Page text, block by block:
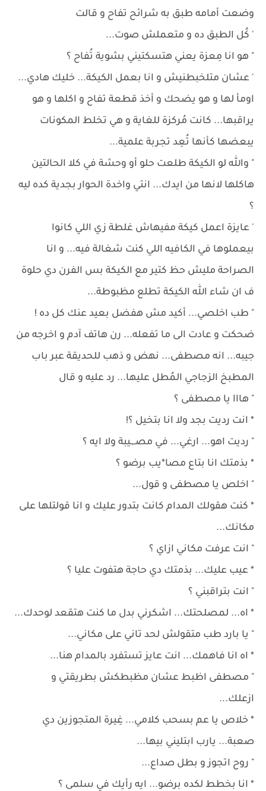
وضعت أمامه طبق به شرائح تفاح و قالت
' كُل الطبق ده و متعملش صوت...
" هو انا مِعزة يعني هتسكتيني بشوية تُفاح ؟
' عشان متلخبطنيش و انا بعمل الكيكة... خليك هادي...
اومأ لها و هو يضحك و أخذ قطعة تفاح و اكلها و هو
يراقبها... كانت مُركزة للغاية و هي تخلط المكونات
يبعضها كأنها تُعِد تجربة علمية...
" والله لو الكيكة طلعت حلو أو وحشة في كلا الحالتين
هاكلها لانها من ايدك... انتي واخدة الحوار بجدية كده ليه
؟
' عايزة اعمل كيكة مفيهاش غلطة زي اللي كانوا
بيعملوها في الكافيه اللي كنت شغالة فيه... و انا
الصراحة مليش حظ كتير مع الكيكة بس الفرن دي حلوة
ف ان شاء الله الكيكة تطلع مظبوطة...
" طب اخلصي... أكيد مش هفضل بعيد عنك كل ده !
ضحكت و عادت الى ما تفعله... رن هاتف آدم و اخرجه من
جيبه... انه مصطفى... نهض و ذهب للحديقة عبر باب
المطبخ الزجاجي المُطل عليها... رد عليه و قال
" هااا يا مصطفى ؟
* انت رديت بجد ولا انا بتخيل ؟!
" رديت اهو... ارغي... في مصـ,ـيبة ولا ايه ؟
* بذمتك انا بتاع مصا*يب برضو ؟
" اخلص يا مصطفى و قول...
* كنت هقولك المدام كانت بتدور عليك و انا قولتلها على
مكانك...
" انت عرفت مكاني ازاي ؟
* عيب عليك... بذمتك دي حاجة هتفوت عليا ؟
" انت بتراقبني ؟
* اه... لمصلحتك... اشكرني بدل ما كنت هتقعد لوحدك...
" يا بارد طب متقولش لحد تاني على مكاني...
* اه انا فاهمك... انت عايز تستفرد بالمدام هنا...
" مصطفى اظبط عشان مظبطكش بطريقتي و
ازعلك...
* خلاص يا عم بسحب كلامي... غِيرة المتجوزين دي
صعبة... يارب ابتليني بيها...
" روح اتجوز و بطل صداع...
* انا بخطط لكده برضو... ايه رأيك في سلمى ؟